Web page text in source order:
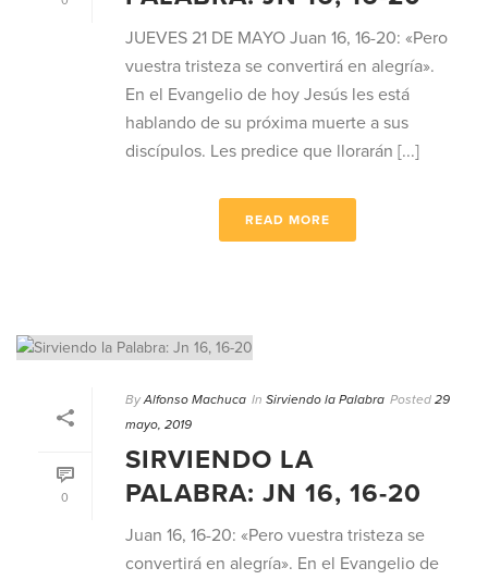
JUEVES 21 DE MAYO Juan 16, 16-20: «Pero
vuestra tristeza se convertirá en alegría».
En el Evangelio de hoy Jesús les está
hablando de su próxima muerte a sus
discípulos. Les predice que llorarán [...]
READ MORE
0
By Alfonso Machuca In Sirviendo la Palabra Posted 29
mayo, 2019
SIRVIENDO LA
PALABRA: JN 16, 16-20
Juan 16, 16-20: «Pero vuestra tristeza se
convertirá en alegría». En el Evangelio de